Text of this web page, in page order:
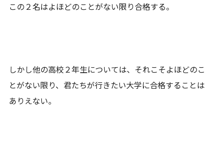
この２名はよほどのことがない限り合格する。
しかし他の高校２年生については、それこそよほどのこ
とがない限り、君たちが行きたい大学に合格することは
ありえない。